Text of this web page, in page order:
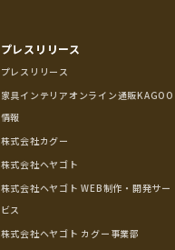
プレスリリース
プレスリリース
家具インテリアオンライン通販KAGOO
情報
株式会社カグー
株式会社ヘヤゴト
株式会社ヘヤゴト WEB制作・開発サー
ビス
株式会社ヘヤゴト カグー事業部